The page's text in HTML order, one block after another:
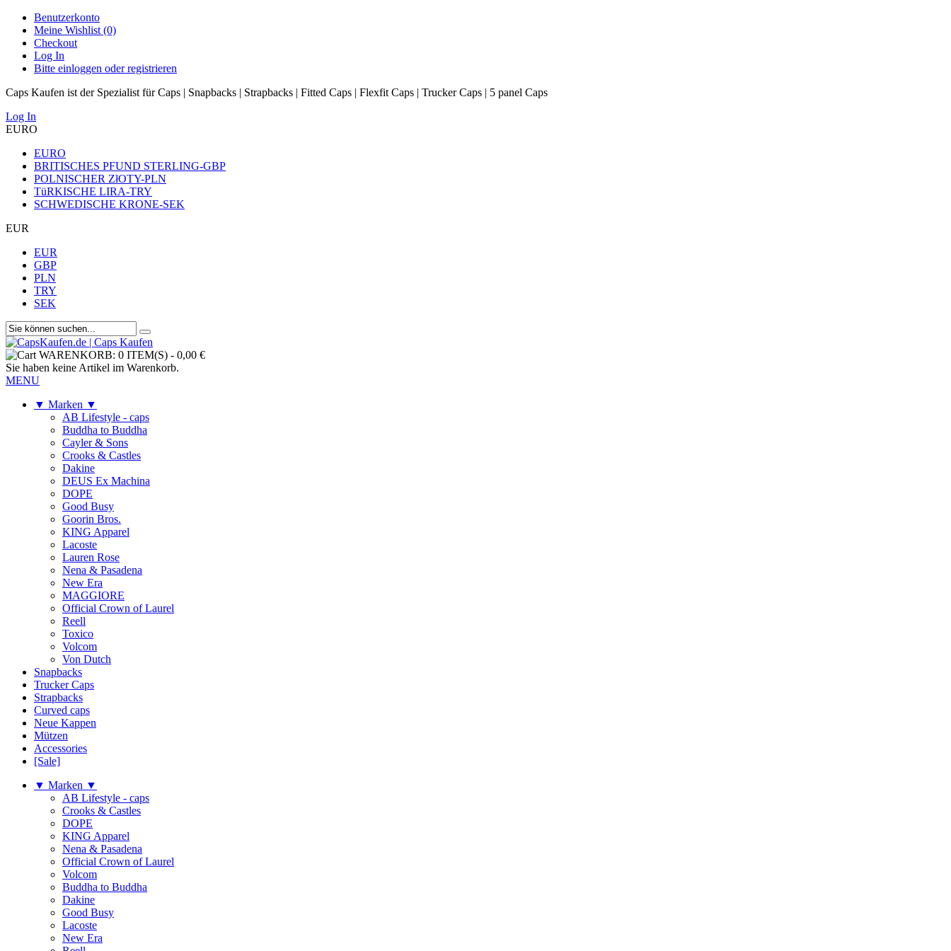
Benutzerkonto
Meine Wishlist (0)
Checkout
Log In
Bitte einloggen oder registrieren
Caps Kaufen ist der Spezialist für Caps | Snapbacks | Strapbacks | Fitted Caps | Flexfit Caps | Trucker Caps | 5 panel Caps
Log In
EURO
EURO
BRITISCHES PFUND STERLING-GBP
POLNISCHER ZłOTY-PLN
TüRKISCHE LIRA-TRY
SCHWEDISCHE KRONE-SEK
EUR
EUR
GBP
PLN
TRY
SEK
WARENKORB: 0 ITEM(S) - 0,00 €
Sie haben keine Artikel im Warenkorb.
MENU
▼ Marken ▼
AB Lifestyle - caps
Buddha to Buddha
Cayler & Sons
Crooks & Castles
Dakine
DEUS Ex Machina
DOPE
Good Busy
Goorin Bros.
KING Apparel
Lacoste
Lauren Rose
Nena & Pasadena
New Era
MAGGIORE
Official Crown of Laurel
Reell
Toxico
Volcom
Von Dutch
Snapbacks
Trucker Caps
Strapbacks
Curved caps
Neue Kappen
Mützen
Accessories
[Sale]
▼ Marken ▼
AB Lifestyle - caps
Crooks & Castles
DOPE
KING Apparel
Nena & Pasadena
Official Crown of Laurel
Volcom
Buddha to Buddha
Dakine
Good Busy
Lacoste
New Era